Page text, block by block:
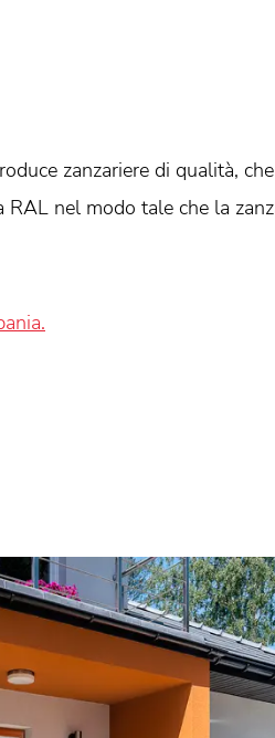
zanzariere di qualità,
nel modo tale che la